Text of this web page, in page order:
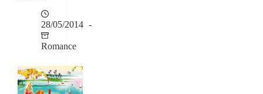
28/05/2014
Romance